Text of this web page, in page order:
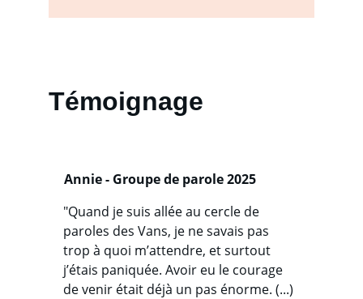
Témoignage
"Quand je suis allée au cercle de
paroles des Vans, je ne savais pas
trop à quoi m’attendre, et surtout
j’étais paniquée. Avoir eu le courage
de venir était déjà un pas énorme. (...)
Annie - Groupe de parole 2025